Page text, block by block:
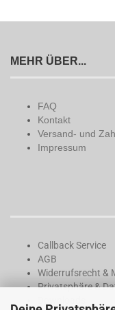
MEHR ÜBER...
FAQ
Kontakt
Versand- und
Impressum
Callback Service
AGB
Widerrufsrecht &
Privatsphäre &